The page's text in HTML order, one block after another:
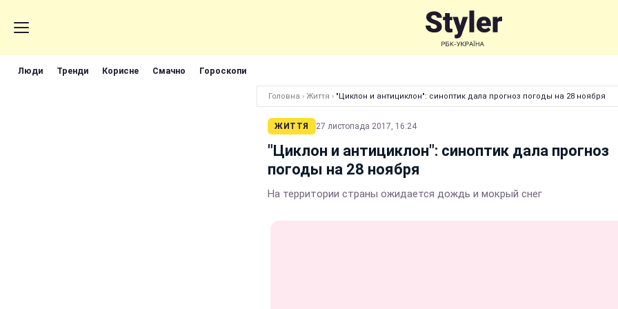
Люди Тренди Корисне Смачно Гороскопи
Головна › Життя › "Циклон и антициклон": синоптик дала прогноз погоды на 28 ноября
ЖИТТЯ 27 листопада 2017, 16:24
"Циклон и антициклон": синоптик дала прогноз
погоды на 28 ноября
На территории страны ожидается дождь и мокрый снег